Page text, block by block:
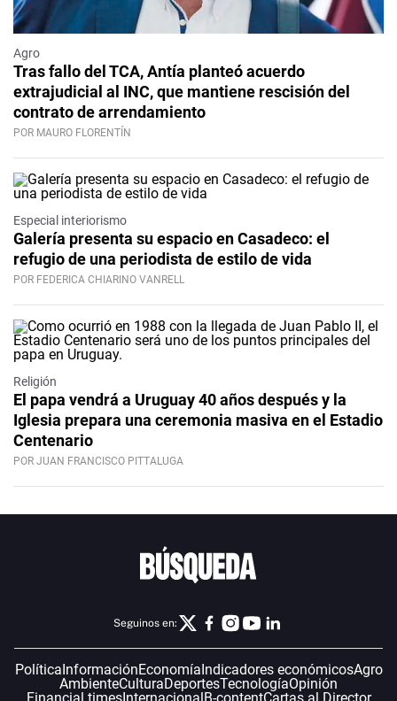
Agro
Tras fallo del TCA, Antía planteó acuerdo
extrajudicial al INC, que mantiene rescisión del
contrato de arrendamiento
POR MAURO FLORENTÍN
Especial interiorismo
Galería presenta su espacio en Casadeco: el
refugio de una periodista de estilo de vida
POR FEDERICA CHIARINO VANRELL
Religión
El papa vendrá a Uruguay 40 años después y la
Iglesia prepara una ceremonia masiva en el Estadio
Centenario
POR JUAN FRANCISCO PITTALUGA
Seguinos en:
PolíticaInformaciónEconomíaIndicadores económicosAgro
AmbienteCulturaDeportesTecnologíaOpinión